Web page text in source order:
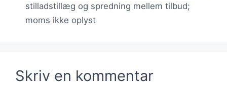
stilladstillæg og spredning mellem tilbud;
moms ikke oplyst
Skriv en kommentar